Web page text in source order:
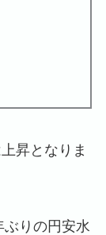
昇となりま
りの円安水